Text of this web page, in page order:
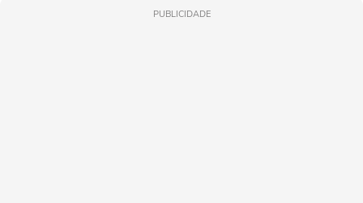
PUBLICIDADE